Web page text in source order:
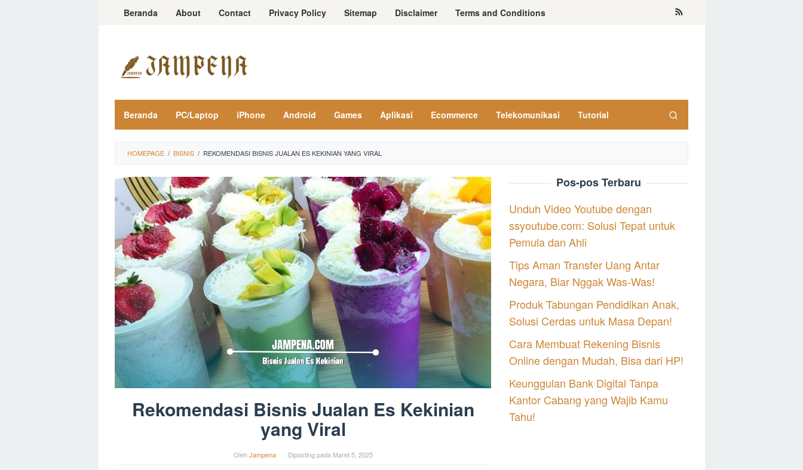
LoncatBeranda About Contact Privacy Policy Sitemap Disclaimer Terms and Conditions
Beranda PC/Laptop iPhone Android Games Aplikasi Ecommerce Telekomunikasi Tutorial
HOMEPAGE / BISNIS / REKOMENDASI BISNIS JUALAN ES KEKINIAN YANG VIRAL
Rekomendasi Bisnis Jualan Es Kekinian
yang Viral
OlehJampena Diposting pada Maret 5, 2025
Pos-pos Terbaru
Unduh Video Youtube dengan
ssyoutube.com: Solusi Tepat untuk
Pemula dan Ahli
Tips Aman Transfer Uang Antar
Negara, Biar Nggak Was-Was!
Produk Tabungan Pendidikan Anak,
Solusi Cerdas untuk Masa Depan!
Cara Membuat Rekening Bisnis
Online dengan Mudah, Bisa dari HP!
Keunggulan Bank Digital Tanpa
Kantor Cabang yang Wajib Kamu
Tahu!